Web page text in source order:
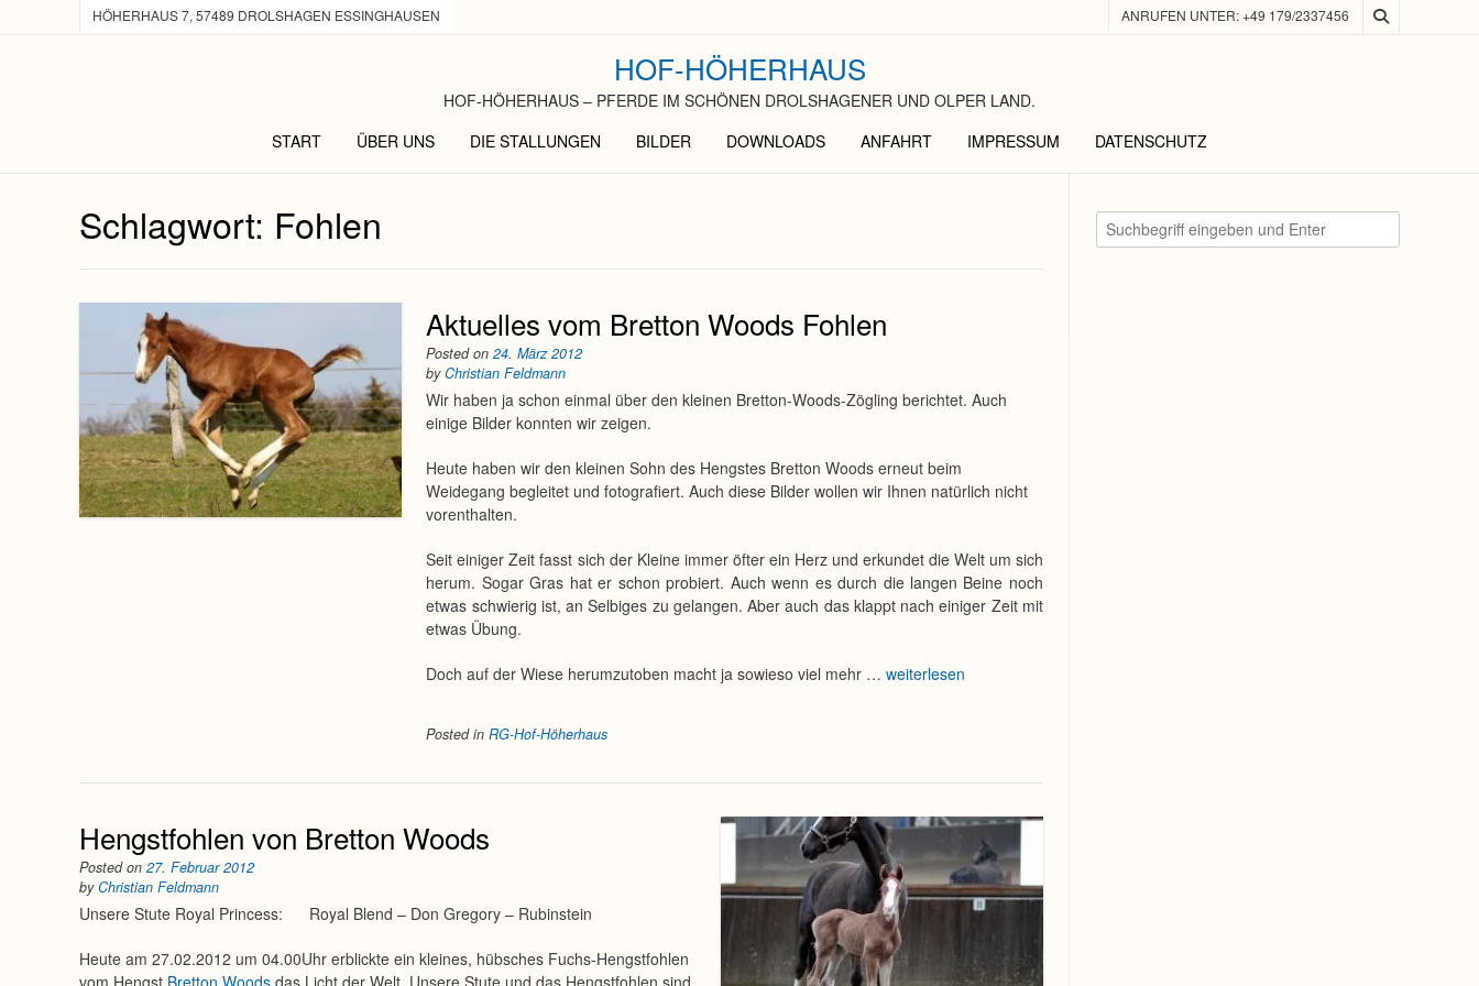
HÖHERHAUS 7, 57489 DROLSHAGEN ESSINGHAUSEN ANRUFEN UNTER: +49 179/2337456
HOF-HÖHERHAUS
HOF-HÖHERHAUS – PFERDE IM SCHÖNEN DROLSHAGENER UND OLPER LAND.
START
ÜBER UNS DIE STALLUNGEN BILDER DOWNLOADS ANFAHRT IMPRESSUM DATENSCHUTZ
Schlagwort: Fohlen
Aktuelles vom Bretton Woods Fohlen
Posted on24. März 2012
byChristian Feldmann
Wir haben ja schon einmal über den kleinen Bretton-Woods-Zögling berichtet. Auch
einige Bilder konnten wir zeigen.
Heute haben wir den kleinen Sohn des Hengstes Bretton Woods erneut beim
Weidegang begleitet und fotografiert. Auch diese Bilder wollen wir Ihnen natürlich nicht
vorenthalten.
Seit einiger Zeit fasst sich der Kleine immer öfter ein Herz und erkundet die Welt um sich
herum. Sogar Gras hat er schon probiert. Auch wenn es durch die langen Beine noch
etwas schwierig ist, an Selbiges zu gelangen. Aber auch das klappt nach einiger Zeit mit
etwas Übung.
Doch auf der Wiese herumzutoben macht ja sowieso viel mehr …weiterlesen
Posted inRG-Hof-Höherhaus
Hengstfohlen von Bretton Woods
Posted on 27. Februar 2012
byChristian Feldmann
Unsere Stute Royal Princess: Royal Blend – Don Gregory – Rubinstein
Heute am 27.02.2012 um 04.00Uhr erblickte ein kleines, hübsches Fuchs-Hengstfohlen
vom Hengst Bretton Woods das Licht der Welt. Unsere Stute und das Hengstfohlen sind